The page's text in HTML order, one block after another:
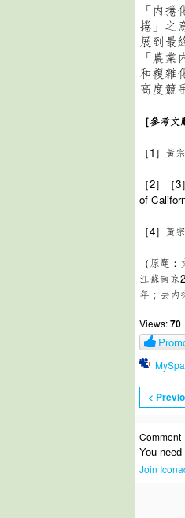
「内
捲」之
展到最
「農
和複雜
高度競
［參考文
［1］黃
［2］
of
［4］黃
（原題
江蘇南京
年；去内
Views:70
<
Comment
You
Join